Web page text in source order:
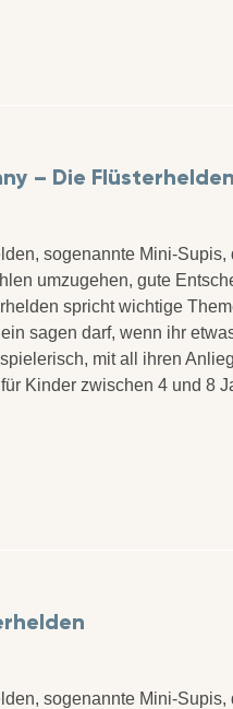
– Die Flüsterhelden
sogenannte Mini-
umzugehen, gute
spricht wichtige
sagen darf, wenn ihr
mit all ihren
Kinder zwischen 4 und 8
sogenannte Mini-